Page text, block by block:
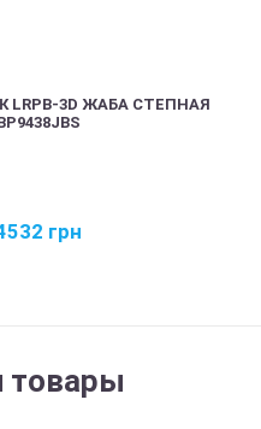
LRPB-3D ЖАБА СТЕПНАЯ
грн
товары